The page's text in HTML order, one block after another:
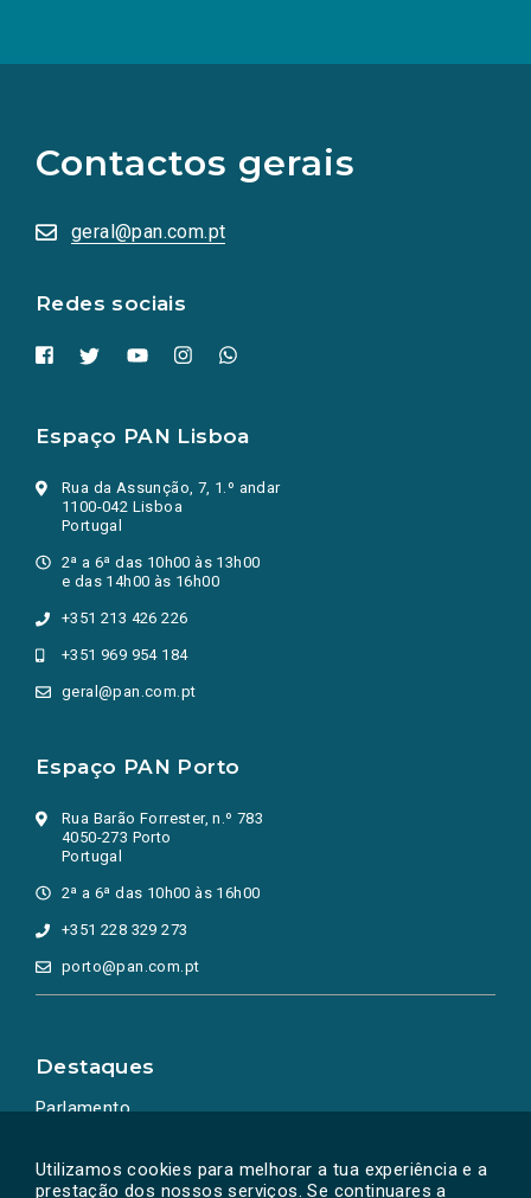
Utilizamos cookies para melhorar a tua experiência e a
prestação dos nossos serviços. Se continuares a
Contactos gerais
geral@pan.com.pt
Redes sociais
redes
sociais
numa
nova
Espaço PAN Lisboa
Rua da Assunção, 7, 1.º andar
1100-042 Lisboa
Portugal
2ª a 6ª das 10h00 às 13h00
e das 14h00 às 16h00
+351 213 426 226
+351 969 954 184
geral@pan.com.pt
Espaço PAN Porto
Rua Barão Forrester, n.º 783
4050-273 Porto
Portugal
2ª a 6ª das 10h00 às 16h00
+351 228 329 273
porto@pan.com.pt
Destaques
Parlamento